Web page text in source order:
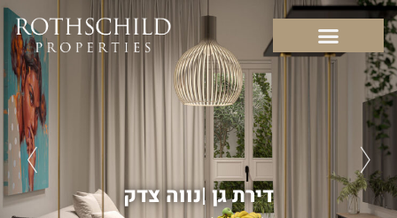
דירת גן|נווה צדק